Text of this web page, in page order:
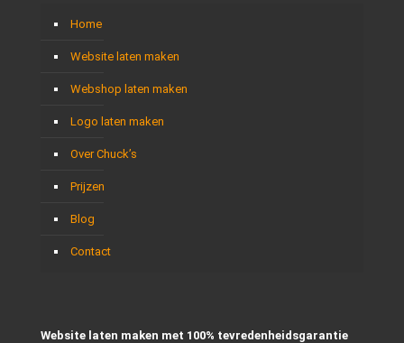
Home
Website laten maken
Webshop laten maken
Logo laten maken
Over Chuck’s
Prijzen
Blog
Contact
Website laten maken met 100% tevredenheidsgarantie